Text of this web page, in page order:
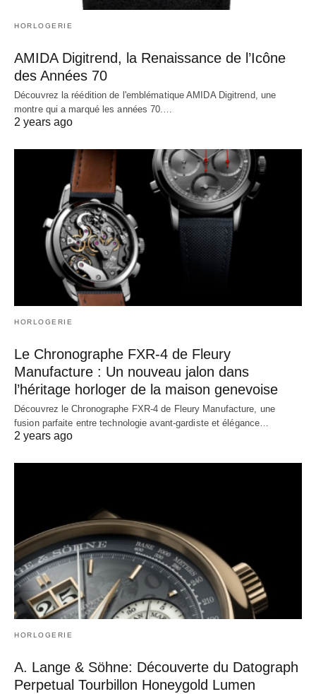
HORLOGERIE
AMIDA Digitrend, la Renaissance de l’Icône
des Années 70
Découvrez la réédition de l'emblématique AMIDA Digitrend, une
montre qui a marqué les années 70.…
2 years ago
HORLOGERIE
Le Chronographe FXR-4 de Fleury
Manufacture : Un nouveau jalon dans
l’héritage horloger de la maison genevoise
Découvrez le Chronographe FXR-4 de Fleury Manufacture, une
fusion parfaite entre technologie avant-gardiste et élégance…
2 years ago
HORLOGERIE
A. Lange & Söhne: Découverte du Datograph
Perpetual Tourbillon Honeygold Lumen